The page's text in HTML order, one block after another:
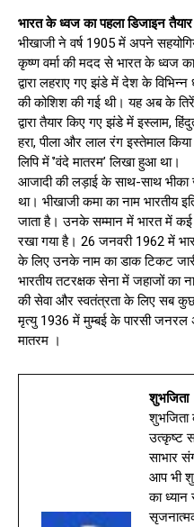
भारत के ध्वज का पहला डिजाइन तैयार
भीखाजी ने वर्ष 1905 में अपने
कृष्ण वर्मा की मदद से भारत के ध्वज
द्वारा लहराए गए झंडे में देश के
की कोशिश की गई थी। यह अब के
द्वारा तैयार किए गए झंडे में इस्लाम,
हरा, पीला और लाल रंग इस्तेमाल
लिपि में ̔’वंदे मातरम’ लिखा हुआ था।
आजादी की लड़ाई के साथ-साथ भीका
था। भीखाजी कमा का नाम भारतीय
जाता है। उनके सम्मान में भारत में
रखा गया है। 26 जनवरी 1962 में
के लिए उनके नाम का डाक टिकट
भारतीय तटरक्षक सेना में जहाजों का
की सेवा और स्वतंत्रता के लिए सब कुछ
मृत्यु 1936 में मुम्बई के पारसी
मातरम ।
शुभजिता
शुभजिता
उत्कृष्ट
साभार
आप भी
का